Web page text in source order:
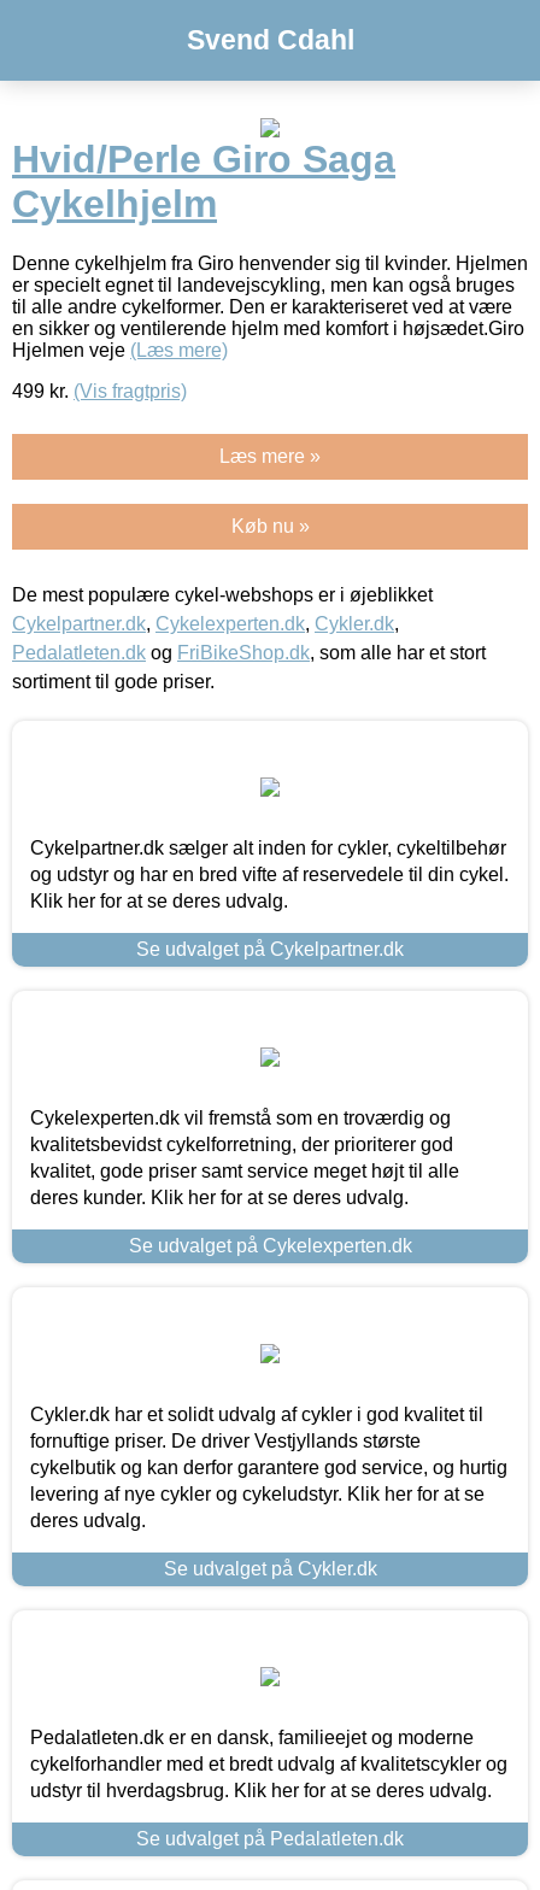
Svend Cdahl
Hvid/Perle Giro Saga
Cykelhjelm
Denne cykelhjelm fra Giro henvender sig til kvinder. Hjelmen
er specielt egnet til landevejscykling, men kan også bruges
til alle andre cykelformer. Den er karakteriseret ved at være
en sikker og ventilerende hjelm med komfort i højsædet.Giro
Hjelmen veje (Læs mere)
499 kr. (Vis fragtpris)
Læs mere »
Køb nu »
De mest populære cykel-webshops er i øjeblikket
Cykelpartner.dk, Cykelexperten.dk, Cykler.dk,
Pedalatleten.dk og FriBikeShop.dk, som alle har et stort
sortiment til gode priser.
Cykelpartner.dk sælger alt inden for cykler, cykeltilbehør
og udstyr og har en bred vifte af reservedele til din cykel.
Klik her for at se deres udvalg.
Se udvalget på Cykelpartner.dk
Cykelexperten.dk vil fremstå som en troværdig og
kvalitetsbevidst cykelforretning, der prioriterer god
kvalitet, gode priser samt service meget højt til alle
deres kunder. Klik her for at se deres udvalg.
Se udvalget på Cykelexperten.dk
Cykler.dk har et solidt udvalg af cykler i god kvalitet til
fornuftige priser. De driver Vestjyllands største
cykelbutik og kan derfor garantere god service, og hurtig
levering af nye cykler og cykeludstyr. Klik her for at se
deres udvalg.
Se udvalget på Cykler.dk
Pedalatleten.dk er en dansk, familieejet og moderne
cykelforhandler med et bredt udvalg af kvalitetscykler og
udstyr til hverdagsbrug. Klik her for at se deres udvalg.
Se udvalget på Pedalatleten.dk